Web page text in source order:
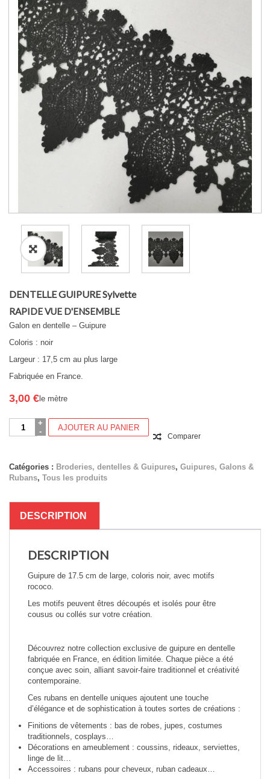
DENTELLE GUIPURE Sylvette
RAPIDE VUE D'ENSEMBLE
Galon en dentelle – Guipure
Coloris : noir
Largeur : 17,5 cm au plus large
Fabriquée en France.
3,00 €le mètre
quantité
de
Sylvette
AJOUTER AU PANIER
Comparer
Catégories : Broderies, dentelles & Guipures, Guipures, Galons &
Rubans, Tous les produits
DESCRIPTION
DESCRIPTION
Guipure de 17.5 cm de large, coloris noir, avec motifs
rococo.
Les motifs peuvent êtres découpés et isolés pour être
cousus ou collés sur votre création.
Découvrez notre collection exclusive de guipure en dentelle
fabriquée en France, en édition limitée. Chaque pièce a été
conçue avec soin, alliant savoir-faire traditionnel et créativité
contemporaine.
Ces rubans en dentelle uniques ajoutent une touche
d’élégance et de sophistication à toutes sortes de créations :
Finitions de vêtements : bas de robes, jupes, costumes
traditionnels, cosplays…
Décorations en ameublement : coussins, rideaux, serviettes,
linge de lit…
Accessoires : rubans pour cheveux, ruban cadeaux…